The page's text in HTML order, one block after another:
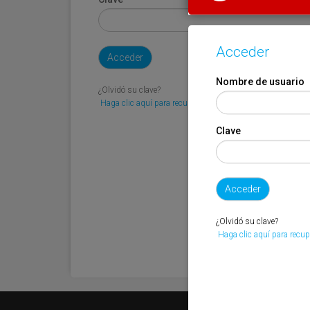
¿Olvidó su clave?
Haga clic aquí para recuperarla.
Acceder
Nombre de usuario
Clave
¿Olvidó su clave?
Haga clic aquí para